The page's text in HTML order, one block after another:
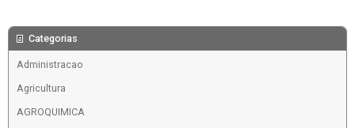
Categorias
Administracao
Agricultura
AGROQUIMICA